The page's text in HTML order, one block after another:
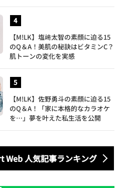
【M!LK】塩﨑太智の素顔に迫る15
のQ＆A！美肌の秘訣はビタミンC？
肌トーンの変化を実感
【M!LK】佐野勇斗の素顔に迫る15
のQ＆A！「家に本格的なカラオケ
を…」夢を叶えた私生活を公開
Web 人気記事ランキング